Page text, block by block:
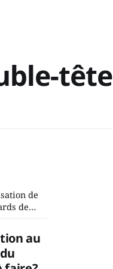
tête
de
de
système
au